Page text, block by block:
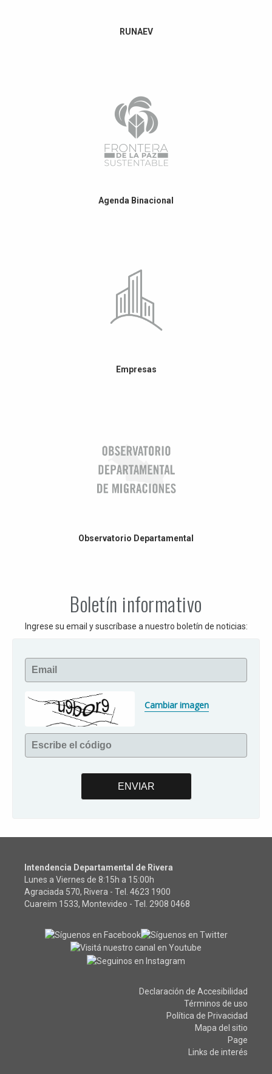
RUNAEV
Agenda Binacional
Empresas
Observatorio Departamental
Boletín informativo
Ingrese su email y suscríbase a nuestro boletín de noticias:
Email
Cambiar imagen
Escribe el código
Intendencia Departamental de Rivera
Lunes a Viernes de 8:15h a 15:00h
Agraciada 570, Rivera - Tel. 4623 1900
Cuareim 1533, Montevideo - Tel. 2908 0468
Declaración de Accesibilidad
Términos de uso
Política de Privacidad
Mapa del sitio
Page
Links de interés